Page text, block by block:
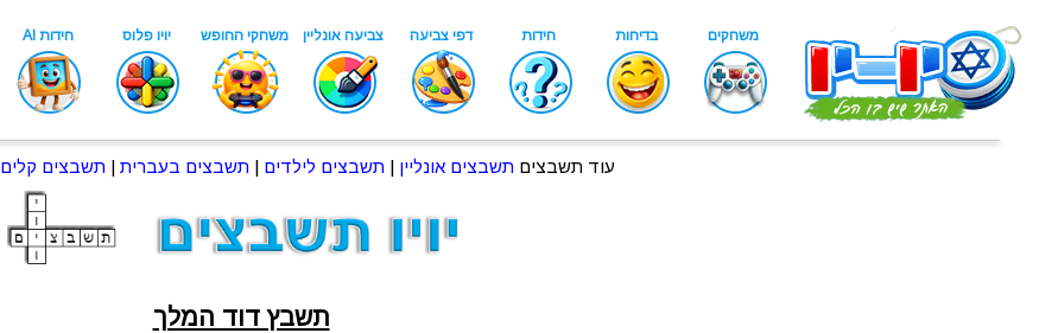
עוד תשבצים תשבצים אונליין | תשבצים לילדים | תשבצים בעברית | תשבצים קלים
תשבץ דוד המלך